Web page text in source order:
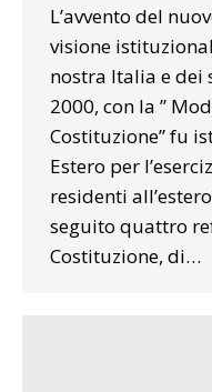
L’avvento del
visione
nostra Italia e dei
2000, con la ”
Costituzione” fu
Estero per
residenti
seguito quattro
Costituzione, di…